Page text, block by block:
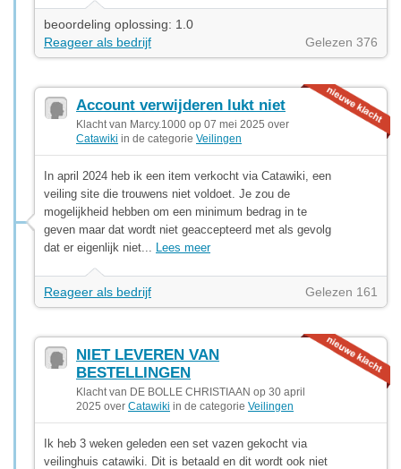
beoordeling oplossing: 1.0
Reageer als bedrijf
Gelezen 376
Account verwijderen lukt niet
Klacht van Marcy.1000 op 07 mei 2025 over
Catawiki in de categorie Veilingen
In april 2024 heb ik een item verkocht via Catawiki, een
veiling site die trouwens niet voldoet. Je zou de
mogelijkheid hebben om een minimum bedrag in te
geven maar dat wordt niet geaccepteerd met als gevolg
dat er eigenlijk niet... Lees meer
Reageer als bedrijf Gelezen 161
NIET LEVEREN VAN
BESTELLINGEN
Klacht van DE BOLLE CHRISTIAAN op 30 april
2025 over Catawiki in de categorie Veilingen
Ik heb 3 weken geleden een set vazen gekocht via
veilinghuis catawiki. Dit is betaald en dit wordt ook niet